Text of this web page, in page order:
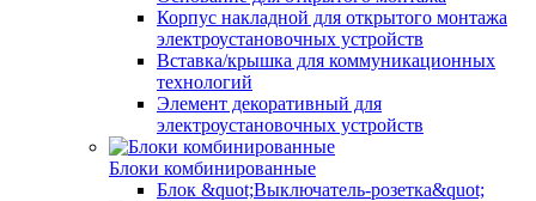
Корпус накладной для открытого монтажа
электроустановочных устройств
Вставка/крышка для коммуникационных
технологий
Элемент декоративный для
электроустановочных устройств
Блоки комбинированные
Блок &quot;Выключатель-розетка&quot;